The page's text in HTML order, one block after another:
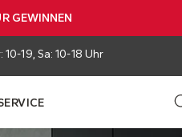
GEWINNEN
10-19, Sa: 10-18 Uhr